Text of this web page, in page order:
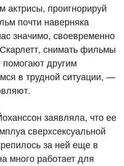
актрисы, проигнорируй
почти наверняка
значимо, своевременно
снимать фильмы
другим
в трудной ситуации, —
заявляла, что ее
сверхсексуальной
за ней еще в
много работает для